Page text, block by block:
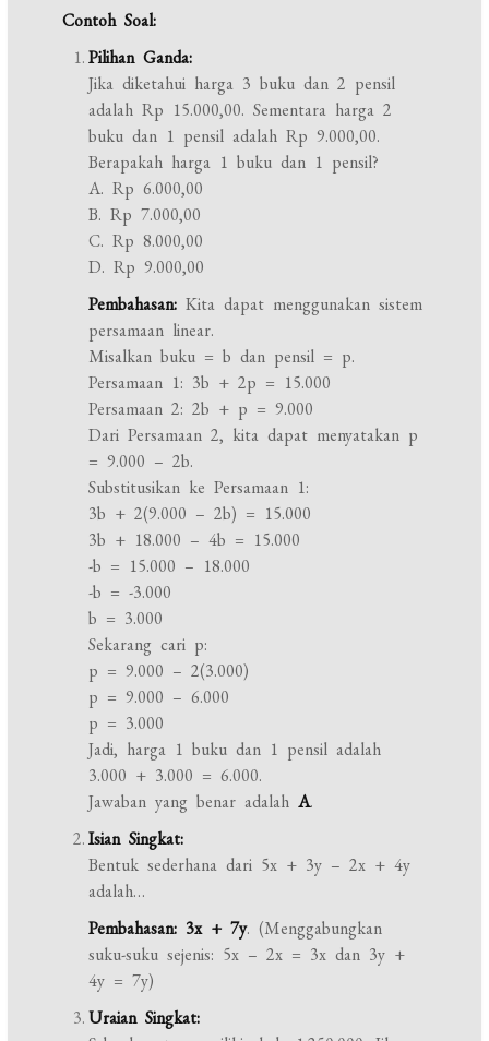
Contoh Soal:
Pilihan Ganda:
Jika diketahui harga 3 buku dan 2 pensil
adalah Rp 15.000,00. Sementara harga 2
buku dan 1 pensil adalah Rp 9.000,00.
Berapakah harga 1 buku dan 1 pensil?
A. Rp 6.000,00
B. Rp 7.000,00
C. Rp 8.000,00
D. Rp 9.000,00
Pembahasan: Kita dapat menggunakan sistem
persamaan linear.
Misalkan buku = b dan pensil = p.
Persamaan 1: 3b + 2p = 15.000
Persamaan 2: 2b + p = 9.000
Dari Persamaan 2, kita dapat menyatakan p
= 9.000 – 2b.
Substitusikan ke Persamaan 1:
3b + 2(9.000 – 2b) = 15.000
3b + 18.000 – 4b = 15.000
-b = 15.000 – 18.000
-b = -3.000
b = 3.000
Sekarang cari p:
p = 9.000 – 2(3.000)
p = 9.000 – 6.000
p = 3.000
Jadi, harga 1 buku dan 1 pensil adalah
3.000 + 3.000 = 6.000.
Jawaban yang benar adalahA.
Isian Singkat:
Bentuk sederhana dari 5x + 3y – 2x + 4y
adalah…
Pembahasan: 3x + 7y. (Menggabungkan
suku-suku sejenis: 5x – 2x = 3x dan 3y +
4y = 7y)
Uraian Singkat: